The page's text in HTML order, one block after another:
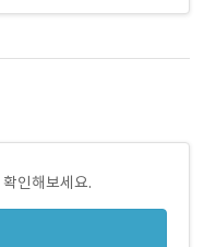
인해보세요.